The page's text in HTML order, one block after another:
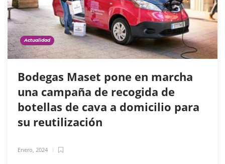
Actualidad
Bodegas Maset pone en marcha
una campaña de recogida de
botellas de cava a domicilio para
su reutilización
Enero, 2024